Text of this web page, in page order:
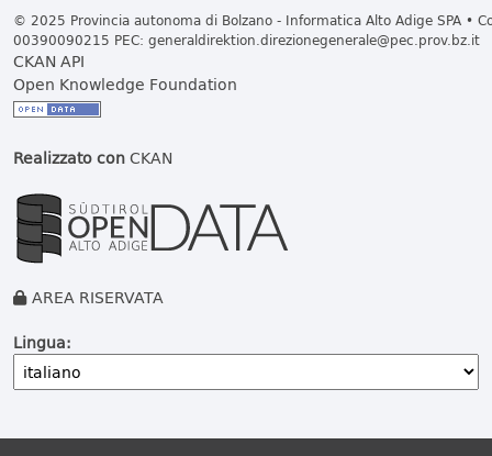
© 2025 Provincia autonoma di Bolzano - Informatica Alto Adige SPA •
00390090215 PEC: generaldirektion.direzionegenerale@pec.prov.bz.it
CKAN API
Open Knowledge Foundation
Realizzato conCKAN
AREA RISERVATA
Lingua